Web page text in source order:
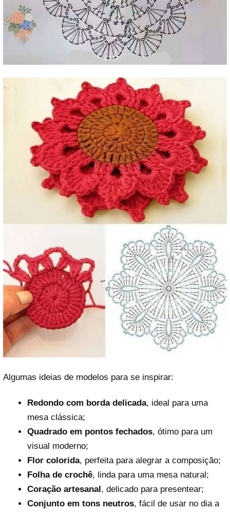
Algumas ideias de modelos para se inspirar:
Redondo com borda delicada, ideal para uma
mesa clássica;
Quadrado em pontos fechados, ótimo para um
visual moderno;
Flor colorida, perfeita para alegrar a composição;
Folha de crochê, linda para uma mesa natural;
Coração artesanal, delicado para presentear;
Conjunto em tons neutros, fácil de usar no dia a